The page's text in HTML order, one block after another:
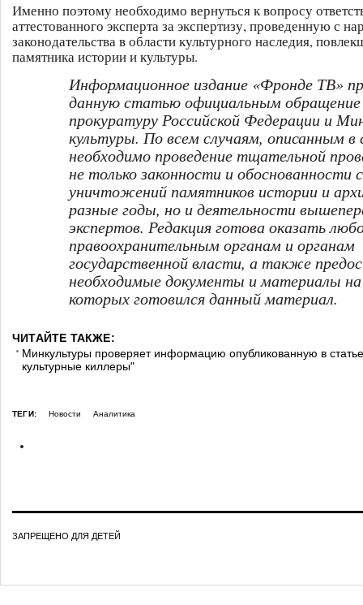
Именно поэтому необходимо вернуться к вопросу
аттестованного эксперта за экспертизу, проведенную с
законодательства в области культурного наследия,
памятника истории и культуры.
Информационное издание «Фронде ТВ»
данную статью официальным обращение
прокуратуру Российской Федерации и
культуры. По всем случаям, описанным в
необходимо проведение тщательной
не только законности и обоснованности
уничтожений памятников истории и
разные годы, но и деятельности
экспертов. Редакция готова оказать
правоохранительным органам и органам
государственной власти, а также
необходимые документы и материалы на
которых готовился данный материал.
ЧИТАЙТЕ ТАКЖЕ:
Минкультуры проверяет информацию опубликованную в
культурные киллеры"
ТЕГИ: Новости Аналитика
ЗАПРЕЩЕНО ДЛЯ ДЕТЕЙ